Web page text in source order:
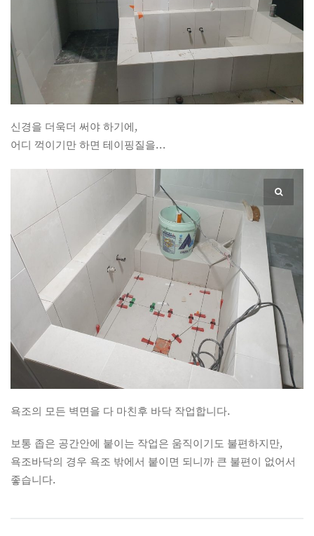
신경을 더욱더 써야 하기에,
어디 꺽이기만 하면 테이핑질을…
욕조의 모든 벽면을 다 마친후 바닥 작업합니다.
보통 좁은 공간안에 붙이는 작업은 움직이기도 불편하지만,
욕조바닥의 경우 욕조 밖에서 붙이면 되니까 큰 불편이 없어서
좋습니다.